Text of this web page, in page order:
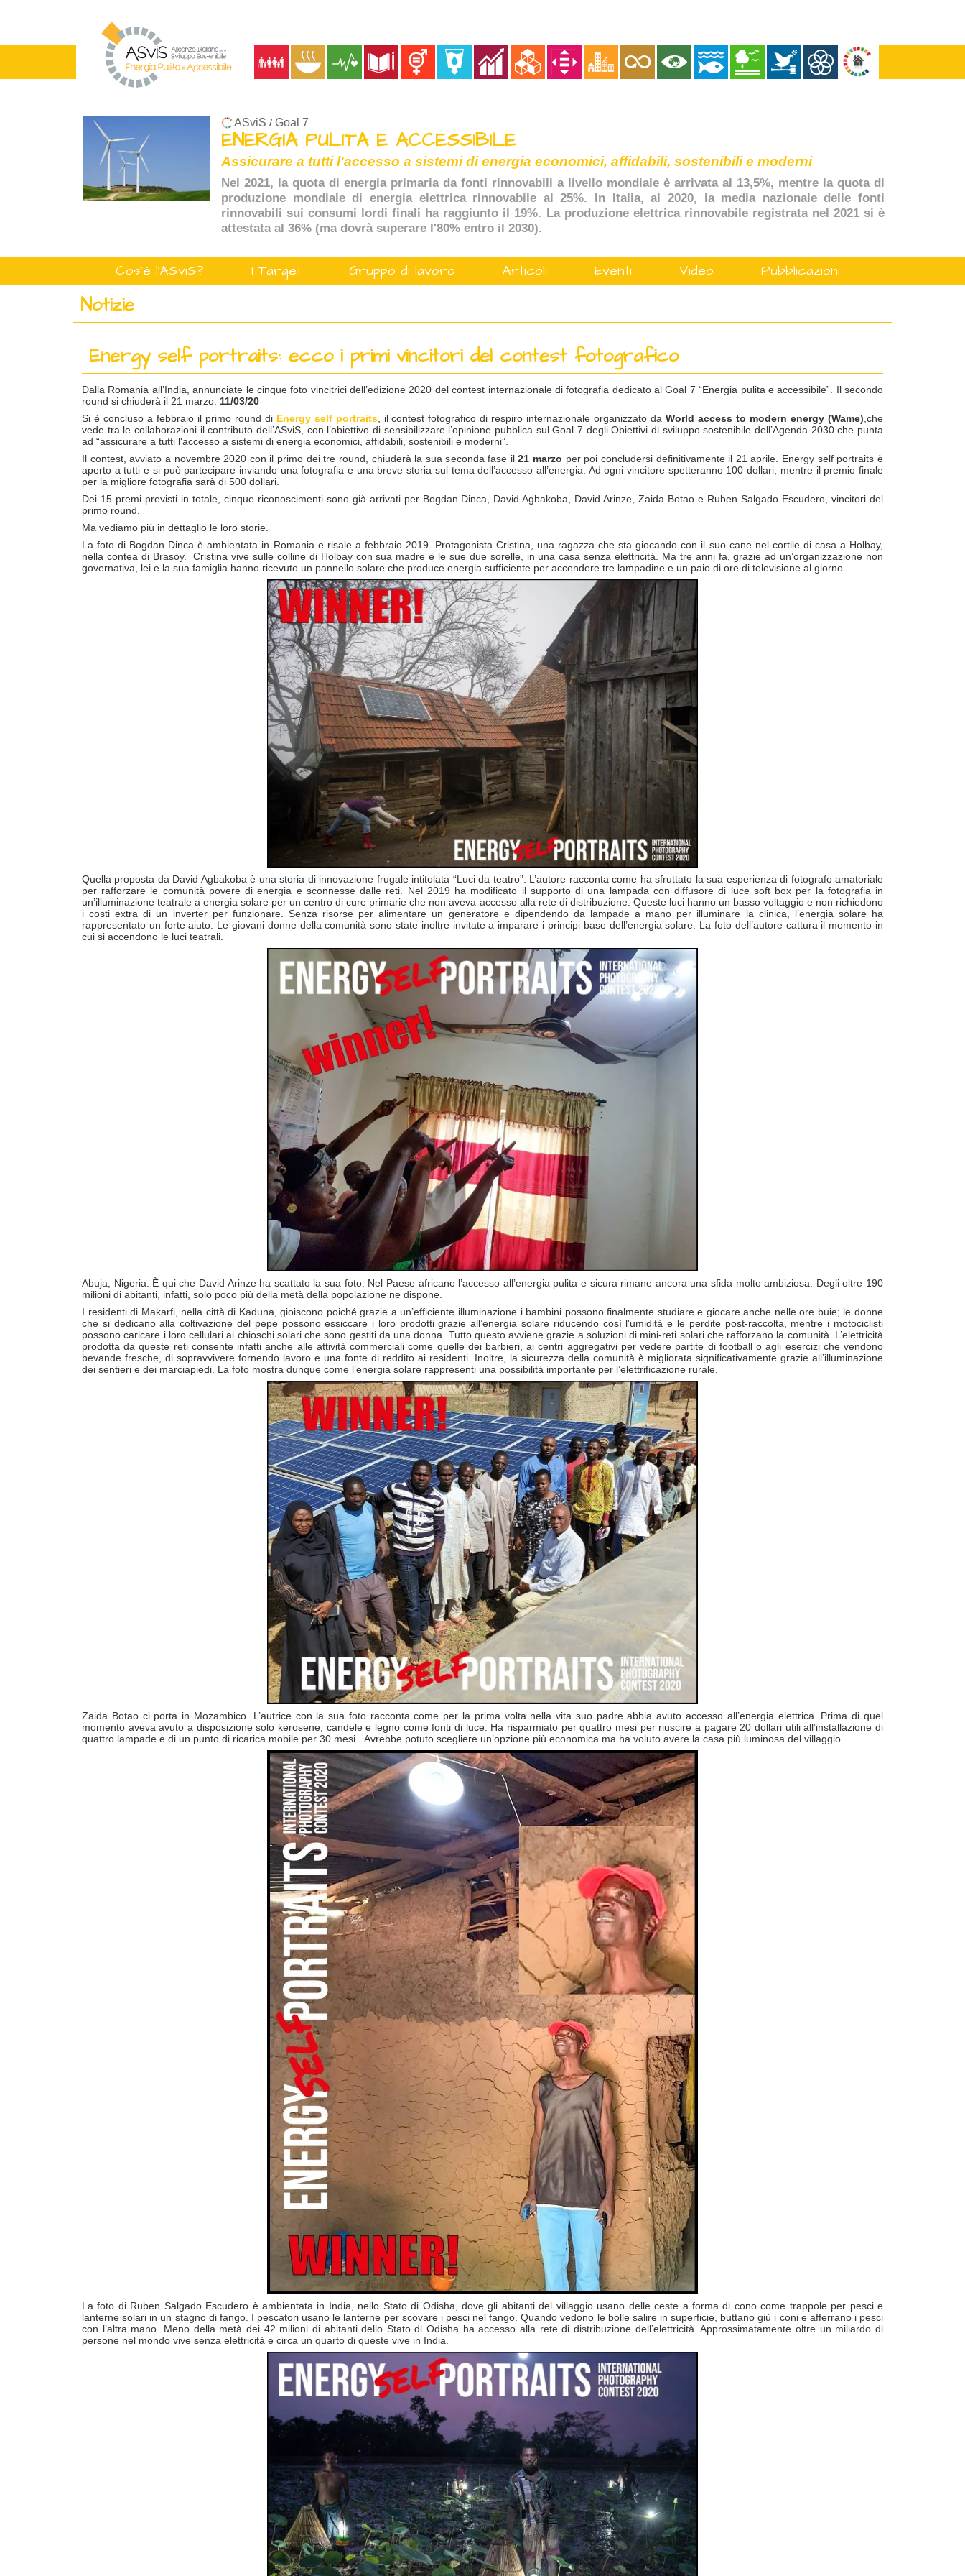
ASviS / Goal 7
ENERGIA PULITA E ACCESSIBILE
Assicurare a tutti l'accesso a sistemi di energia economici, affidabili, sostenibili e moderni
Nel 2021, la quota di energia primaria da fonti rinnovabili a livello mondiale è arrivata al 13,5%, mentre la quota di
produzione mondiale di energia elettrica rinnovabile al 25%. In Italia, al 2020, la media nazionale delle fonti
rinnovabili sui consumi lordi finali ha raggiunto il 19%. La produzione elettrica rinnovabile registrata nel 2021 si è
attestata al 36% (ma dovrà superare l'80% entro il 2030).
Cos'è l'ASviS? I Target Gruppo di lavoro Articoli Eventi Video Pubblicazioni
Notizie
Energy self portraits: ecco i primi vincitori del contest fotografico
Dalla Romania all’India, annunciate le cinque foto vincitrici dell’edizione 2020 del contest internazionale di fotografia dedicato al Goal 7 “Energia pulita e accessibile”. Il secondo
round si chiuderà il 21 marzo. 11/03/20
Si è concluso a febbraio il primo round di Energy self portraits, il contest fotografico di respiro internazionale organizzato daWorld access to modern energy (Wame) ,che
vede tra le collaborazioni il contributo dell’ASviS, con l’obiettivo di sensibilizzare l’opinione pubblica sul Goal 7 degli Obiettivi di sviluppo sostenibile dell’Agenda 2030 che punta
ad “assicurare a tutti l'accesso a sistemi di energia economici, affidabili, sostenibili e moderni”.
Il contest, avviato a novembre 2020 con il primo dei tre round, chiuderà la sua seconda fase il21 marzo per poi concludersi definitivamente il 21 aprile. Energy self portraits è
aperto a tutti e si può partecipare inviando una fotografia e una breve storia sul tema dell’accesso all’energia. Ad ogni vincitore spetteranno 100 dollari, mentre il premio finale
per la migliore fotografia sarà di 500 dollari.
Dei 15 premi previsti in totale, cinque riconoscimenti sono già arrivati per Bogdan Dinca, David Agbakoba, David Arinze, Zaida Botao e Ruben Salgado Escudero, vincitori del
primo round.
Ma vediamo più in dettaglio le loro storie.
La foto di Bogdan Dinca è ambientata in Romania e risale a febbraio 2019. Protagonista Cristina, una ragazza che sta giocando con il suo cane nel cortile di casa a Holbay,
nella contea di Brasoy. Cristina vive sulle colline di Holbay con sua madre e le sue due sorelle, in una casa senza elettricità. Ma tre anni fa, grazie ad un’organizzazione non
governativa, lei e la sua famiglia hanno ricevuto un pannello solare che produce energia sufficiente per accendere tre lampadine e un paio di ore di televisione al giorno.
Quella proposta da David Agbakoba è una storia di innovazione frugale intitolata “Luci da teatro”. L’autore racconta come ha sfruttato la sua esperienza di fotografo amatoriale
per rafforzare le comunità povere di energia e sconnesse dalle reti. Nel 2019 ha modificato il supporto di una lampada con diffusore di luce soft box per la fotografia in
un’illuminazione teatrale a energia solare per un centro di cure primarie che non aveva accesso alla rete di distribuzione. Queste luci hanno un basso voltaggio e non richiedono
i costi extra di un inverter per funzionare. Senza risorse per alimentare un generatore e dipendendo da lampade a mano per illuminare la clinica, l’energia solare ha
rappresentato un forte aiuto. Le giovani donne della comunità sono state inoltre invitate a imparare i principi base dell’energia solare. La foto dell’autore cattura il momento in
cui si accendono le luci teatrali.
Abuja, Nigeria. È qui che David Arinze ha scattato la sua foto. Nel Paese africano l’accesso all’energia pulita e sicura rimane ancora una sfida molto ambiziosa. Degli oltre 190
milioni di abitanti, infatti, solo poco più della metà della popolazione ne dispone.
I residenti di Makarfi, nella città di Kaduna, gioiscono poiché grazie a un’efficiente illuminazione i bambini possono finalmente studiare e giocare anche nelle ore buie; le donne
che si dedicano alla coltivazione del pepe possono essiccare i loro prodotti grazie all’energia solare riducendo così l'umidità e le perdite post-raccolta, mentre i motociclisti
possono caricare i loro cellulari ai chioschi solari che sono gestiti da una donna. Tutto questo avviene grazie a soluzioni di mini-reti solari che rafforzano la comunità. L’elettricità
prodotta da queste reti consente infatti anche alle attività commerciali come quelle dei barbieri, ai centri aggregativi per vedere partite di football o agli esercizi che vendono
bevande fresche, di sopravvivere fornendo lavoro e una fonte di reddito ai residenti. Inoltre, la sicurezza della comunità è migliorata significativamente grazie all’illuminazione
dei sentieri e dei marciapiedi. La foto mostra dunque come l’energia solare rappresenti una possibilità importante per l’elettrificazione rurale.
Zaida Botao ci porta in Mozambico. L’autrice con la sua foto racconta come per la prima volta nella vita suo padre abbia avuto accesso all’energia elettrica. Prima di quel
momento aveva avuto a disposizione solo kerosene, candele e legno come fonti di luce. Ha risparmiato per quattro mesi per riuscire a pagare 20 dollari utili all’installazione di
quattro lampade e di un punto di ricarica mobile per 30 mesi. Avrebbe potuto scegliere un’opzione più economica ma ha voluto avere la casa più luminosa del villaggio.
La foto di Ruben Salgado Escudero è ambientata in India, nello Stato di Odisha, dove gli abitanti del villaggio usano delle ceste a forma di cono come trappole per pesci e
lanterne solari in un stagno di fango. I pescatori usano le lanterne per scovare i pesci nel fango. Quando vedono le bolle salire in superficie, buttano giù i coni e afferrano i pesci
con l’altra mano. Meno della metà dei 42 milioni di abitanti dello Stato di Odisha ha accesso alla rete di distribuzione dell’elettricità. Approssimatamente oltre un miliardo di
persone nel mondo vive senza elettricità e circa un quarto di queste vive in India.